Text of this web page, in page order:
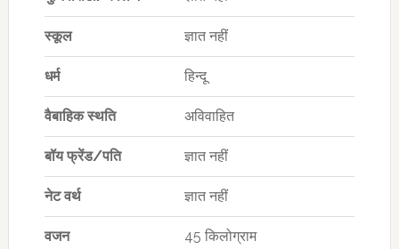
स्कूल ज्ञात नहीं
धर्म हिन्दू
वैबाहिक स्थति अविवाहित
बॉय फ्रेंड/पति ज्ञात नहीं
नेट वर्थ ज्ञात नहीं
वजन 45 किलोग्राम